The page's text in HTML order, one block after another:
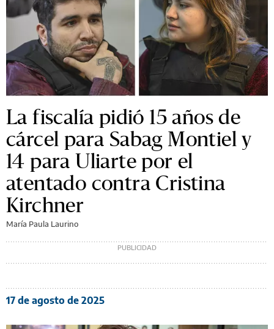
La fiscalía pidió 15 años de
cárcel para Sabag Montiel y
14 para Uliarte por el
atentado contra Cristina
Kirchner
María Paula Laurino
17 de agosto de 2025